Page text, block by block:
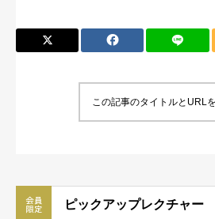
この記事のタイトルとURL
ピックアップレクチャー